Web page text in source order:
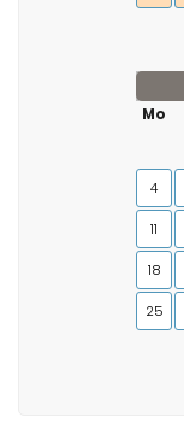
Mo
4
11
18
25